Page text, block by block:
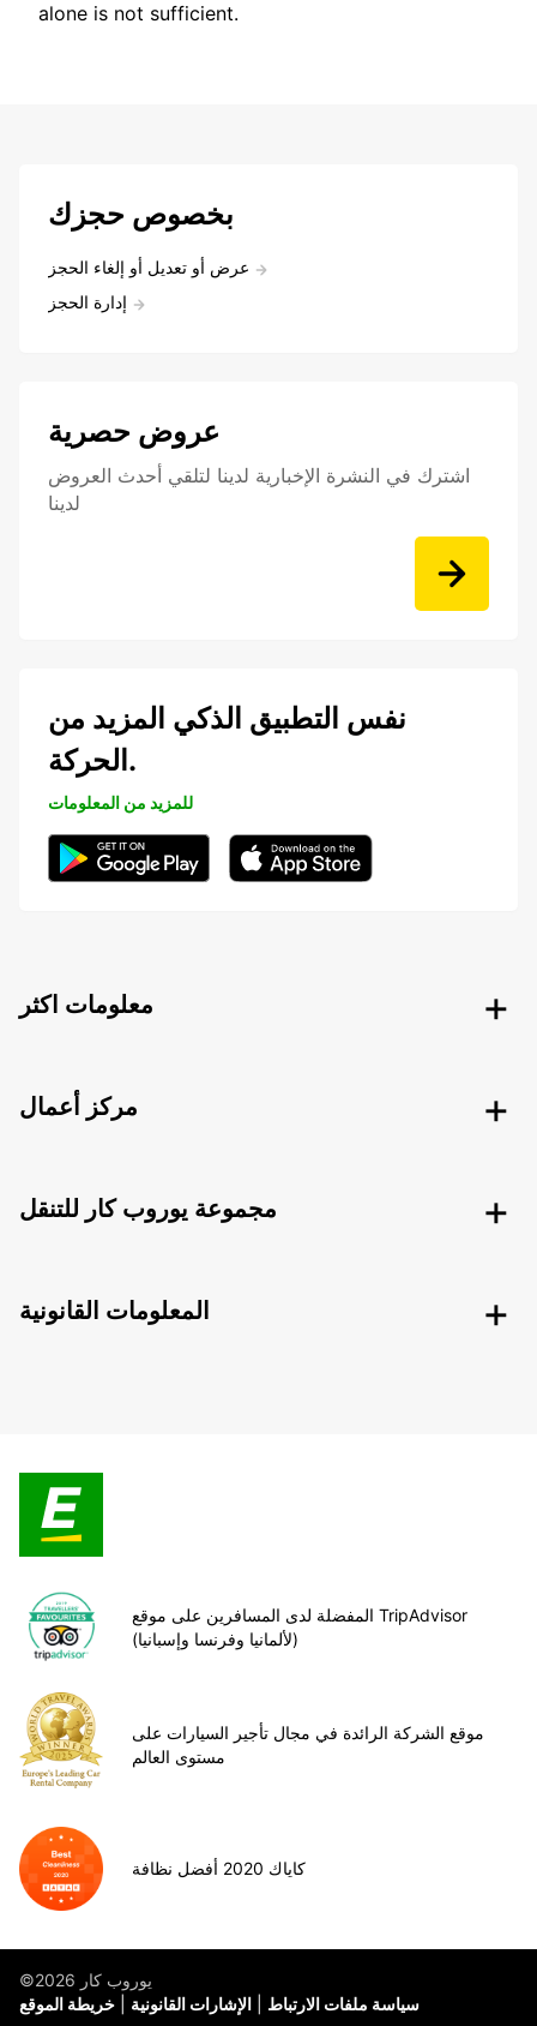
alone is not sufficient.
بخصوص حجزك
عرض أو تعديل أو إلغاء الحجز
إدارة الحجز
عروض حصرية
اشترك في النشرة الإخبارية لدينا لتلقي أحدث العروض
لدينا
نفس التطبيق الذكي المزيد من
الحركة.
للمزيد من المعلومات
معلومات اكثر
مركز أعمال
مجموعة يوروب كار للتنقل
المعلومات القانونية
المفضلة لدى المسافرين على موقع TripAdvisor
(لألمانيا وفرنسا وإسبانيا)
موقع الشركة الرائدة في مجال تأجير السيارات على
مستوى العالم
كاياك 2020 أفضل نظافة
©يوروب كار 2026
خريطة الموقع
الإشارات القانونية سياسة ملفات الارتباط